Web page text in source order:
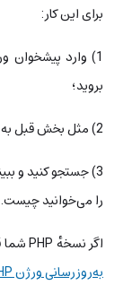
برای این کار:
بروید؛
2) مثل بخش قبل به تب Server بروید و نسخهٔ PHP را بررسی کنید؛
را می‌خوانید چیست.
اگر نسخهٔ PHP شما قدیمی است، با روش‌هایی که در مقاله «
به‌روزرسانی ورژن PHP